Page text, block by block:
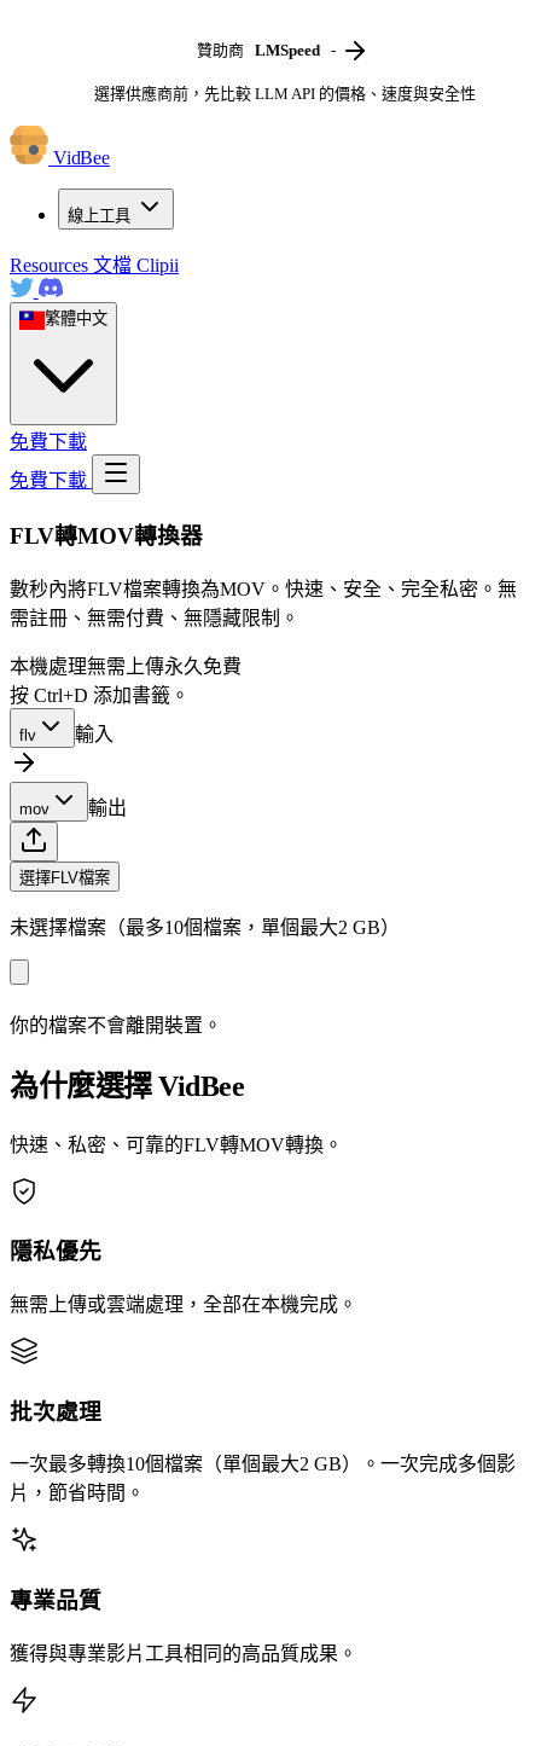
贊助商 LMSpeed -
選擇供應商前，先比較 LLM API 的價格、速度與安全性
VidBee
線上工具
Resources 文檔 Clipii
繁體中文
免費下載
免費下載
FLV轉MOV轉換器
數秒內將FLV檔案轉換為MOV。快速、安全、完全私密。無
需註冊、無需付費、無隱藏限制。
本機處理無需上傳永久免費
按 Ctrl+D 添加書籤。
flv 輸入
mov 輸出
選擇FLV檔案
未選擇檔案（最多10個檔案，單個最大2 GB）
你的檔案不會離開裝置。
為什麼選擇 VidBee
快速、私密、可靠的FLV轉MOV轉換。
隱私優先
無需上傳或雲端處理，全部在本機完成。
批次處理
一次最多轉換10個檔案（單個最大2 GB）。一次完成多個影
片，節省時間。
專業品質
獲得與專業影片工具相同的高品質成果。